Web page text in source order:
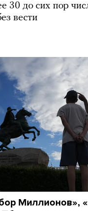
30 до сих пор
вести
Миллионов»,